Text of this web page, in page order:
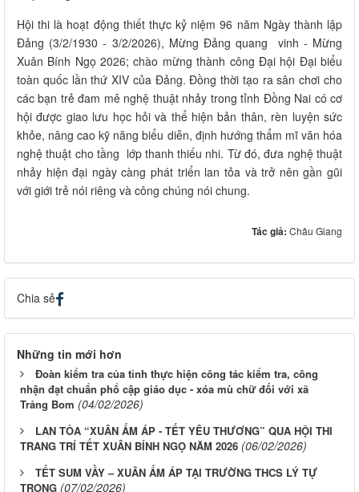
Hội thi là hoạt động thiết thực kỷ niệm 96 năm Ngày thành lập
Đảng (3/2/1930 - 3/2/2026), Mừng Đảng quang vinh - Mừng
Xuân Bính Ngọ 2026; chào mừng thành công Đại hội Đại biểu
toàn quốc lần thứ XIV của Đảng. Đồng thời tạo ra sân chơi cho
các bạn trẻ đam mê nghệ thuật nhảy trong tỉnh Đồng Nai có cơ
hội được giao lưu học hỏi và thể hiện bản thân, rèn luyện sức
khỏe, nâng cao kỹ năng biểu diễn, định hướng thẩm mĩ văn hóa
nghệ thuật cho tầng lớp thanh thiếu nhi. Từ đó, đưa nghệ thuật
nhảy hiện đại ngày càng phát triển lan tỏa và trở nên gần gũi
với giới trẻ nói riêng và công chúng nói chung.
Tác giả: Châu Giang
Chia sẻ
Những tin mới hơn
Đoàn kiểm tra của tỉnh thực hiện công tác kiểm tra, công
nhận đạt chuẩn phổ cập giáo dục - xóa mù chữ đối với xã
Trảng Bom (04/02/2026)
LAN TỎA “XUÂN ẤM ÁP - TẾT YÊU THƯƠNG” QUA HỘI THI
TRANG TRÍ TẾT XUÂN BÍNH NGỌ NĂM 2026 (06/02/2026)
TẾT SUM VẦY – XUÂN ẤM ÁP TẠI TRƯỜNG THCS LÝ TỰ
TRỌNG (07/02/2026)